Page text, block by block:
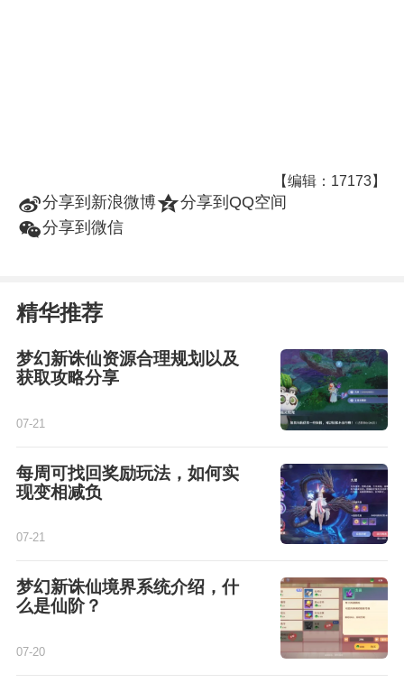
【编辑：17173】
t分享到新浪微博z分享到QQ空间
w分享到微信
精华推荐
梦幻新诛仙资源合理规划以及
获取攻略分享
07-21
每周可找回奖励玩法，如何实
现变相减负
07-21
梦幻新诛仙境界系统介绍，什
么是仙阶？
07-20